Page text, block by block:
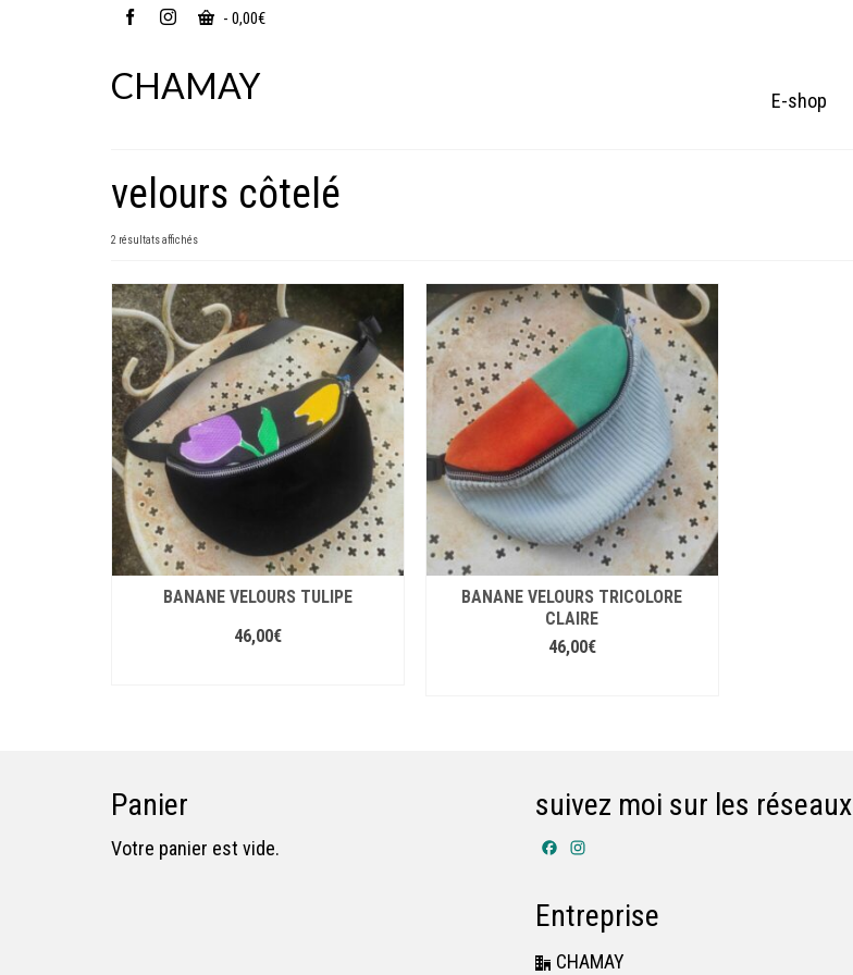
- 0,00€
CHAMAY E-shop
velours côtelé
2 résultats affichés
BANANE VELOURS TULIPE
46,00€
BANANE VELOURS TRICOLORE
CLAIRE
46,00€
Panier
Votre panier est vide.
suivez moi sur les réseaux
Facebook
Entreprise
CHAMAY